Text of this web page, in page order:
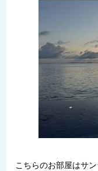
こちらのお部屋はサ